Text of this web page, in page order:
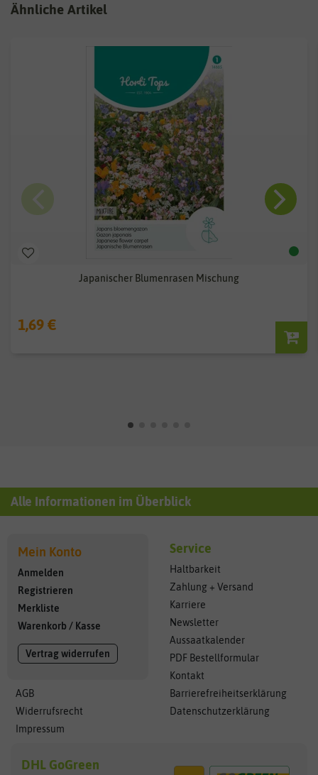
Ähnliche Artikel
Japanischer Blumenrasen Mischung
1,69 €
Alle Informationen im Überblick
Mein Konto
Anmelden
Registrieren
Merkliste
Warenkorb / Kasse
Vertrag widerrufen
AGB
Widerrufsrecht
Impressum
Service
Haltbarkeit
Zahlung + Versand
Karriere
Newsletter
Aussaatkalender
PDF Bestellformular
Kontakt
Barrierefreiheitserklärung
Datenschutzerklärung
DHL GoGreen